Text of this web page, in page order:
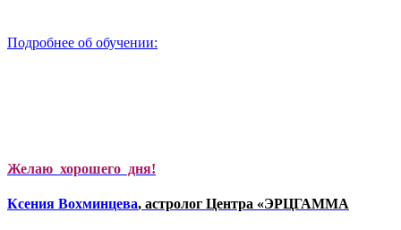
Подробнее об обучении:
Желаю хорошего дня!
Ксения Вохминцева, астролог Центра «ЭРЦГАММА